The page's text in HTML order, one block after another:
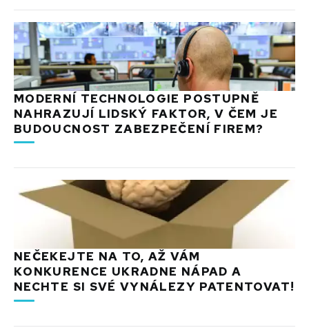
MODERNÍ TECHNOLOGIE POSTUPNĚ
NAHRAZUJÍ LIDSKÝ FAKTOR, V ČEM JE
BUDOUCNOST ZABEZPEČENÍ FIREM?
NEČEKEJTE NA TO, AŽ VÁM
KONKURENCE UKRADNE NÁPAD A
NECHTE SI SVÉ VYNÁLEZY PATENTOVAT!